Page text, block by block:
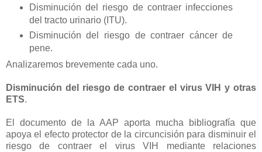
Disminución del riesgo de contraer infecciones
del tracto urinario (ITU).
Disminución del riesgo de contraer cáncer de
pene.
Analizaremos brevemente cada uno.
Disminución del riesgo de contraer el virus VIH y otras
ETS.
El documento de la AAP aporta mucha bibliografía que
apoya el efecto protector de la circuncisión para disminuir el
riesgo de contraer el virus VIH mediante relaciones